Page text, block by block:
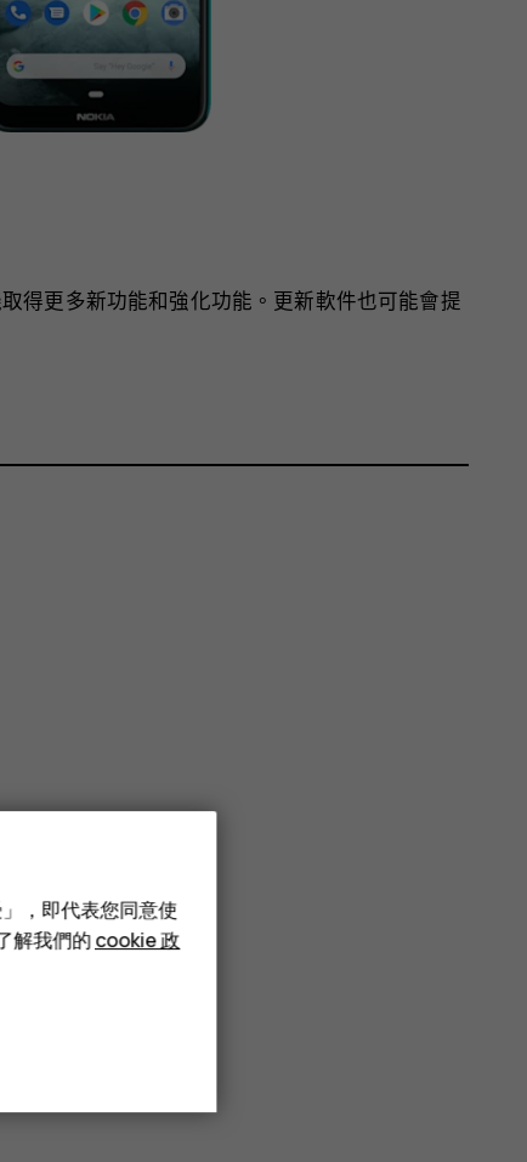
得更多新功能和強化功能。更新軟件也可能會提
，即代表您同意使
解我們的cookie 政